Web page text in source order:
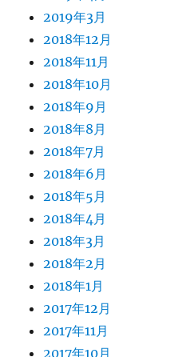
2019年3月
2018年12月
2018年11月
2018年10月
2018年9月
2018年8月
2018年7月
2018年6月
2018年5月
2018年4月
2018年3月
2018年2月
2018年1月
2017年12月
2017年11月
2017年10月